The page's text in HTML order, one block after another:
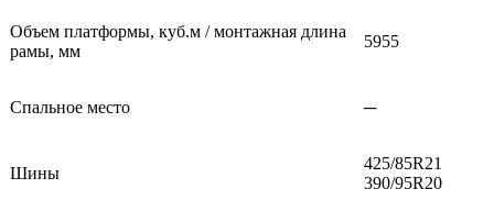
Объем платформы, куб.м / монтажная длина
рамы, мм
5955
Спальное место ─
Шины
425/85R21
390/95R20